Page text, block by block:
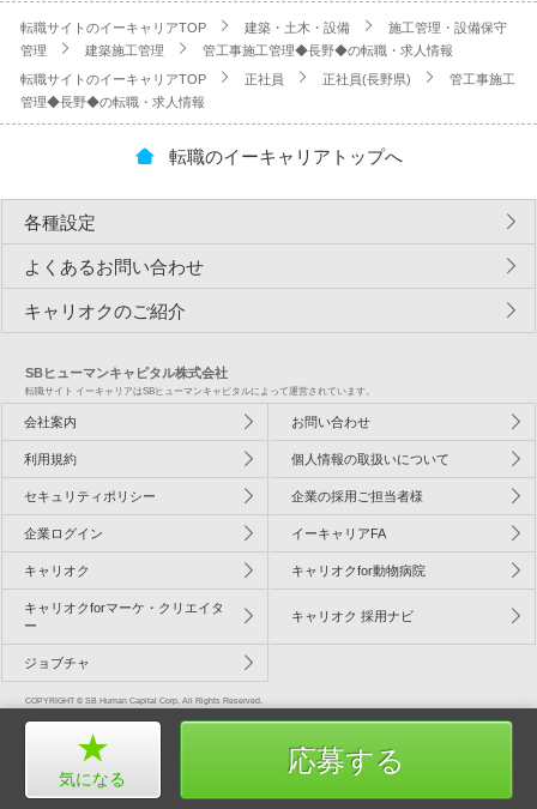
応募する
気になる
転職サイトのイーキャリアTOP 建築・土木・設備
施工管理・設備保守
管理
建築施工管理 管工事施工管理◆長野◆の転職・求人情報
転職サイトのイーキャリアTOP 正社員 正社員(長野県)
管工事施工
管理◆長野◆の転職・求人情報
転職のイーキャリアトップへ
各種設定
よくあるお問い合わせ
キャリオクのご紹介
SBヒューマンキャピタル株式会社
転職サイト イーキャリアはSBヒューマンキャピタルによって運営されています。
会社案内 お問い合わせ
利用規約 個人情報の取扱いについて
セキュリティポリシー 企業の採用ご担当者様
企業ログイン イーキャリアFA
キャリオク キャリオクfor動物病院
キャリオクforマーケ・クリエイタ
ー
キャリオク 採用ナビ
ジョブチャ
COPYRIGHT © SB Human Capital Corp. All Rights Reserved.